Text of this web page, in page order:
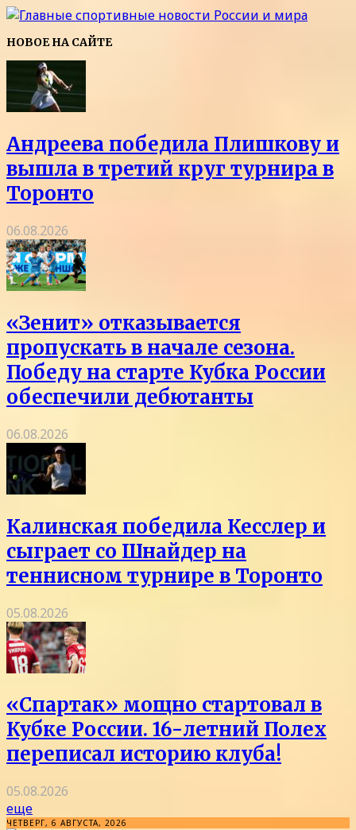
НОВОЕ НА САЙТЕ
Андреева победила Плишкову и
вышла в третий круг турнира в
Торонто
06.08.2026
«Зенит» отказывается
пропускать в начале сезона.
Победу на старте Кубка России
обеспечили дебютанты
06.08.2026
Калинская победила Кесслер и
сыграет со Шнайдер на
теннисном турнире в Торонто
05.08.2026
«Спартак» мощно стартовал в
Кубке России. 16-летний Полех
переписал историю клуба!
05.08.2026
еще
ЧЕТВЕРГ, 6 АВГУСТА, 2026